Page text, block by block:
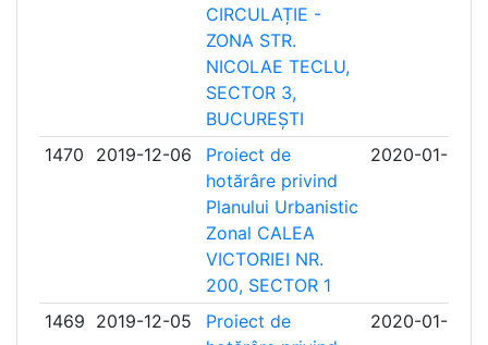
CIRCULAȚIE -
ZONA STR.
NICOLAE TECLU,
SECTOR 3,
BUCUREȘTI
1470 2019-12-06
Proiect de
hotărâre privind
Planului Urbanistic
Zonal CALEA
VICTORIEI NR.
200, SECTOR 1
2020-01-06
1469 2019-12-05
Proiect de
2020-01-06